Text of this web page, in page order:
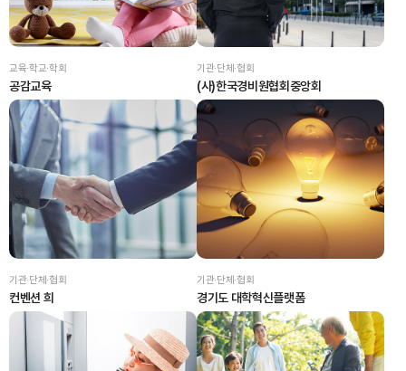
교육·학교·학회
공감교육
기관·단체·협회
(사)한국경비원협회중앙회
기관·단체·협회
컨벤션 희
기관·단체·협회
경기도 대학혁신플랫폼